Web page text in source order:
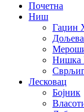
Почетна
Ниш
Гаџин
Нишка
Лесковац
Бојник